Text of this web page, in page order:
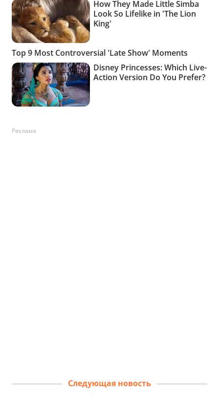
Реклама
Следующая новость